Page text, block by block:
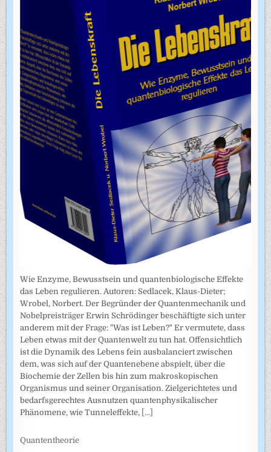
Wie Enzyme, Bewusstsein und quantenbiologische Effekte
das Leben regulieren. Autoren: Sedlacek, Klaus-Dieter;
Wrobel, Norbert. Der Begründer der Quantenmechanik und
Nobelpreisträger Erwin Schrödinger beschäftigte sich unter
anderem mit der Frage: "Was ist Leben?" Er vermutete, dass
Leben etwas mit der Quantenwelt zu tun hat. Offensichtlich
ist die Dynamik des Lebens fein ausbalanciert zwischen
dem, was sich auf der Quantenebene abspielt, über die
Biochemie der Zellen bis hin zum makroskopischen
Organismus und seiner Organisation. Zielgerichtetes und
bedarfsgerechtes Ausnutzen quantenphysikalischer
Phänomene, wie Tunneleffekte, [...]
Quantentheorie